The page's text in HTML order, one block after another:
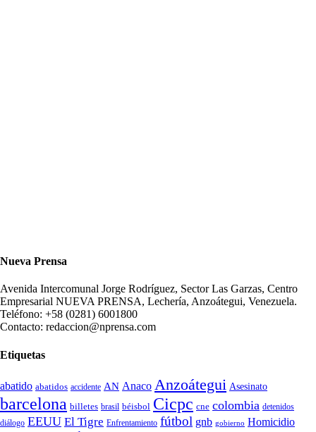
Nueva Prensa
Avenida Intercomunal Jorge Rodríguez, Sector Las Garzas, Centro
Empresarial NUEVA PRENSA, Lechería, Anzoátegui, Venezuela.
Teléfono: +58 (0281) 6001800
Contacto: redaccion@nprensa.com
Etiquetas
abatido abatidos accidente AN Anaco Anzoátegui Asesinato
barcelona billetes brasil béisbol Cicpc cne colombia detenidos
diálogo EEUU El Tigre Enfrentamiento fútbol gnb gobierno Homicidio